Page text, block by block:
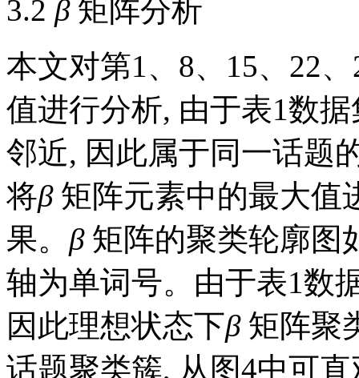
3.2 β 矩阵分析
本文对第1、8、15、22
值进行分析, 由于表1数据
邻近, 因此属于同一话题
将β 矩阵元素中的最大值
果。 β 矩阵的聚类轮廓图
轴为单词号。由于表1数
因此理想状态下β 矩阵聚
话题聚类簇, 从 图4中可